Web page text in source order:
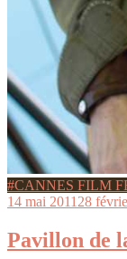
#CANNES FILM
14 mai 2011 28
Pavillon de